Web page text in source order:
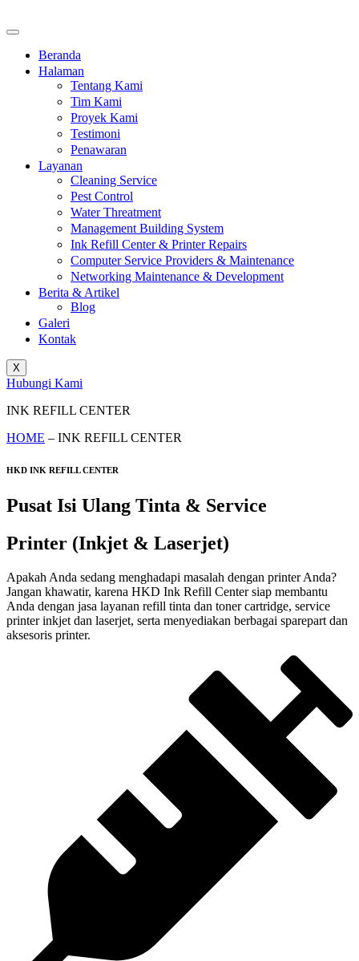
Beranda
Halaman
Tentang Kami
Tim Kami
Proyek Kami
Testimoni
Penawaran
Layanan
Cleaning Service
Pest Control
Water Threatment
Management Building System
Ink Refill Center & Printer Repairs
Computer Service Providers & Maintenance
Networking Maintenance & Development
Berita & Artikel
Blog
Galeri
Kontak
X
Hubungi Kami
INK REFILL CENTER
HOME – INK REFILL CENTER
HKD INK REFILL CENTER
Pusat Isi Ulang Tinta & Service
Printer (Inkjet & Laserjet)
Apakah Anda sedang menghadapi masalah dengan printer Anda?
Jangan khawatir, karena HKD Ink Refill Center siap membantu
Anda dengan jasa layanan refill tinta dan toner cartridge, service
printer inkjet dan laserjet, serta menyediakan berbagai sparepart dan
aksesoris printer.